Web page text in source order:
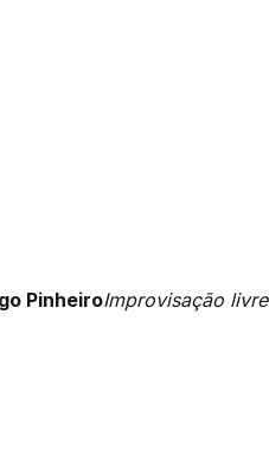
PinheiroImprovisação livre